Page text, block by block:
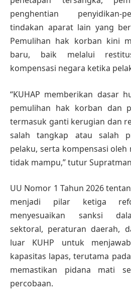
penghentian penyidikan-
tindakan aparat lain yang
Pemulihan hak korban kini
baru, baik melalui
kompensasi negara ketika
“KUHAP memberikan dasar
pemulihan hak korban dan
termasuk ganti kerugian dan
salah tangkap atau salah
pelaku, serta kompensasi oleh
tidak mampu,” tutur
UU Nomor 1 Tahun 2026
menjadi pilar ketiga
menyesuaikan sanksi
sektoral, peraturan daerah,
luar KUHP untuk
kapasitas lapas, terutama
memastikan pidana mati
percobaan.